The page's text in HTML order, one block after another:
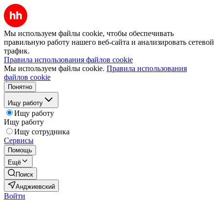
Мы используем файлы cookie, чтобы обеспечивать
правильную работу нашего веб-сайта и анализировать сетевой
трафик.
Правила использования файлов cookie
Мы используем файлы cookie. Правила использования
файлов cookie
Понятно
Ищу работу
Ищу работу
Ищу работу
Ищу сотрудника
Сервисы
Помощь
Ещё
Поиск
Анджиевский
Войти